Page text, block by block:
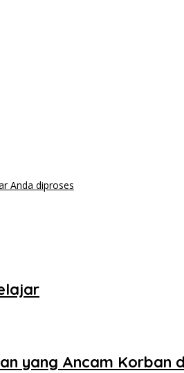
Anda diproses
yang Ancam Korban